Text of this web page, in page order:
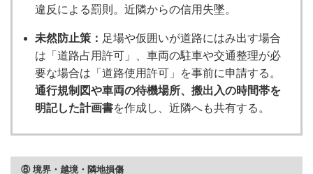
違反による罰則。近隣からの信用失墜。
未然防止策： 足場や仮囲いが道路にはみ出す場合
は「道路占用許可」、車両の駐車や交通整理が必
要な場合は「道路使用許可」を事前に申請する。
通行規制図や車両の待機場所、搬出入の時間帯を
明記した計画書を作成し、近隣へも共有する。
⑧ 境界・越境・隣地損傷